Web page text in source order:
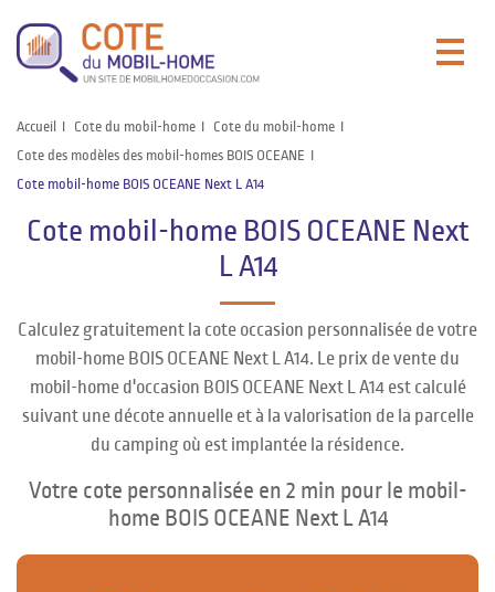
Accueil Cote du mobil-home
Cote du mobil-home
Cote des modèles des mobil-homes BOIS OCEANE
Cote mobil-home BOIS OCEANE Next L A14
Cote mobil-home BOIS OCEANE Next
L A14
Calculez gratuitement la cote occasion personnalisée de votre
mobil-home BOIS OCEANE Next L A14. Le prix de vente du
mobil-home d'occasion BOIS OCEANE Next L A14 est calculé
suivant une décote annuelle et à la valorisation de la parcelle
du camping où est implantée la résidence.
Votre cote personnalisée en 2 min pour le mobil-
home BOIS OCEANE Next L A14